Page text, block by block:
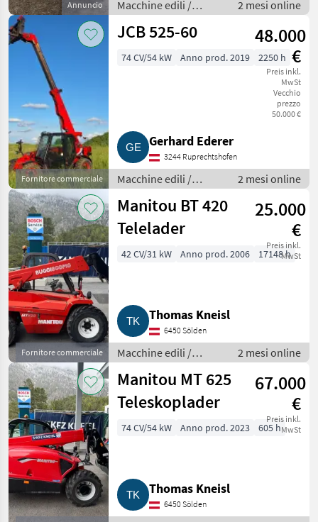
Annuncio
Macchine edili /
Caricatori telescopici
2 mesi online
Fornitore commerciale
JCB 525-60
48.000
€
Preis inkl.
MwSt
Vecchio
prezzo
50.000 €
74 CV/54 kW Anno prod. 2019 2250 h
Gerhard Ederer
3244 Ruprechtshofen
Macchine edili /
Caricatori telescopici
2 mesi online
Fornitore commerciale
Manitou BT 420
Telelader
25.000
€
Preis inkl.
MwSt
42 CV/31 kW Anno prod. 2006 17148 h
Thomas Kneisl
6450 Sölden
Macchine edili /
Caricatori telescopici
2 mesi online
Manitou MT 625
Teleskoplader
67.000
€
Preis inkl.
MwSt
74 CV/54 kW Anno prod. 2023 605 h
Thomas Kneisl
6450 Sölden